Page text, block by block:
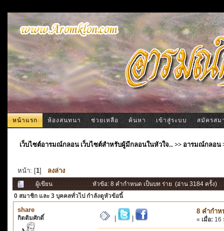
หน้าแรก ห้องสนทนา ช่วยเหลือ ค้นหา เข้าสู่ระบบ สมัครสม
เว็บไซต์อารมณ์กลอน เว็บไซต์สำหรับผู้มีกลอนในหัวใจ.. >> อารมณ์กลอน
หน้า: [1] ลงล่าง
ผู้เขียน
หัวข้อ: 8 คำกำหนด เป็นบท ร่าย (อ่าน 3184 ครั้ง)
0 สมาชิก และ 3 บุคคลทั่วไป กำลังดูหัวข้อนี้
share
กิตติมศักดิ์
8 คำกำห
« เมื่อ: 16